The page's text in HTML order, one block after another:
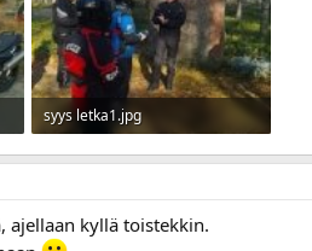
syys letka1.jpg
93,9 KB · Katselut: 17
ajellaan kyllä toistekkin.